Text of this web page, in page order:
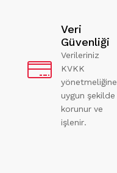
Veri
Güvenliği
Verileriniz
KVKK
yönetmeliğine
uygun şekilde
korunur ve
işlenir.